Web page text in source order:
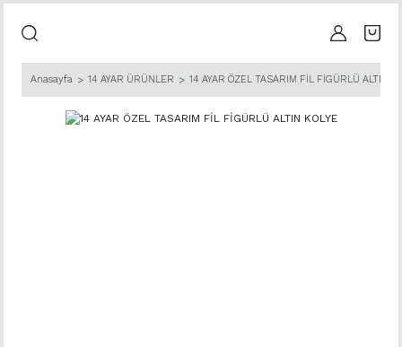
Anasayfa 14 AYAR ÜRÜNLER 14 AYAR ÖZEL TASARIM FİL FİGÜRLÜ ALTIN